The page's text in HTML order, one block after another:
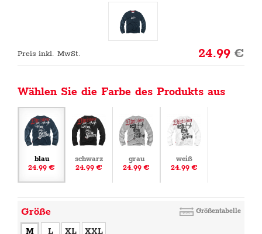
Preis inkl. MwSt. 24.99€
Wählen Sie die Farbe des Produkts aus
blau
24.99 €
schwarz
24.99 €
grau
24.99 €
weiß
24.99 €
Größe Größentabelle
M L XL XXL